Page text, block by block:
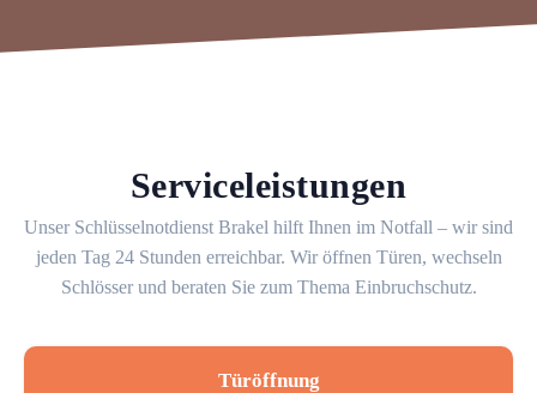
Serviceleistungen
Unser Schlüsselnotdienst Brakel hilft Ihnen im Notfall – wir sind
jeden Tag 24 Stunden erreichbar. Wir öffnen Türen, wechseln
Schlösser und beraten Sie zum Thema Einbruchschutz.
Türöffnung